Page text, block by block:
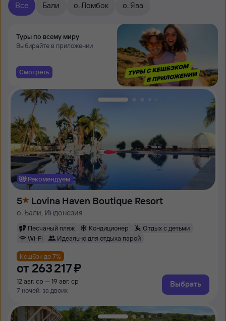
Все Бали о. Ломбок о. Ява
Туры по всему миру
Выбирайте в приложении
Смотреть
Рекомендуем
5 Lovina Haven Boutique Resort
о. Бали, Индонезия
Песчаный пляж Кондиционер
Отдых с детьми
Wi-Fi
Идеально для отдыха парой
Кешбэк до 7%
от 263 ⁠217 ⁠₽
12 авг, ср — 19 авг, ср
7 ночей, за двоих
Выбрать